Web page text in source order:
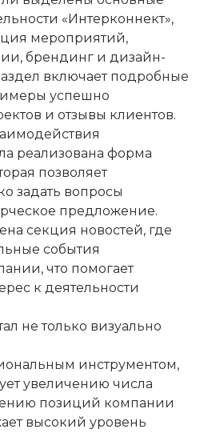
«Интерконнект»,
мероприятий,
брендинг и дизайн-
включает подробные
успешно
и отзывы клиентов.
реализована форма
позволяет
задать вопросы
предложение.
секция новостей, где
события
что помогает
к деятельности
не только визуально
инструментом,
увеличению числа
позиций компании
высокий уровень